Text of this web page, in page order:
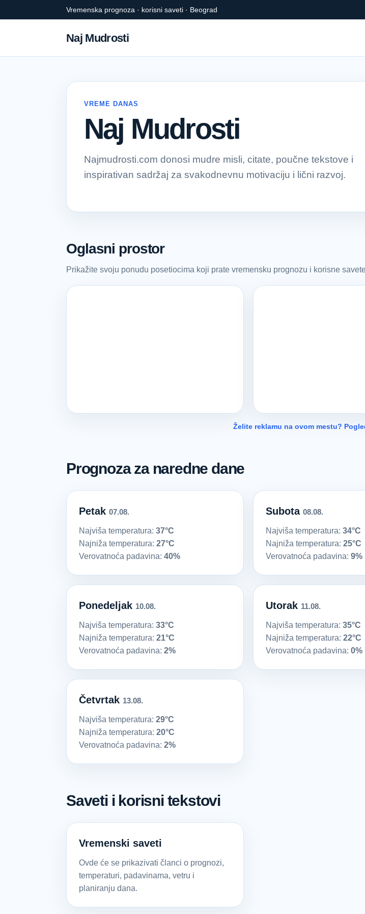
Vremenska prognoza · korisni saveti · Beograd
Naj Mudrosti
VREME DANAS
Naj Mudrosti
Najmudrosti.com donosi mudre misli, citate, poučne tekstove i
inspirativan sadržaj za svakodnevnu motivaciju i lični razvoj.
Oglasni prostor
Prikažite svoju ponudu posetiocima koji prate vremensku prognozu i korisne
Želite reklamu na ovom mestu?
Prognoza za naredne dane
Petak 07.08.
Najviša temperatura: 37°C
Najniža temperatura: 27°C
Verovatnoća padavina: 40%
Subota08.08.
Najviša temperatura:34°C
Najniža temperatura:25°C
Verovatnoća padavina:9%
Ponedeljak 10.08.
Najviša temperatura: 33°C
Najniža temperatura: 21°C
Verovatnoća padavina: 2%
Utorak 11.08.
Najviša temperatura:35°C
Najniža temperatura:22°C
Verovatnoća padavina:0%
Četvrtak 13.08.
Najviša temperatura: 29°C
Najniža temperatura: 20°C
Verovatnoća padavina: 2%
Saveti i korisni tekstovi
Vremenski saveti
Ovde će se prikazivati članci o prognozi,
temperaturi, padavinama, vetru i
planiranju dana.